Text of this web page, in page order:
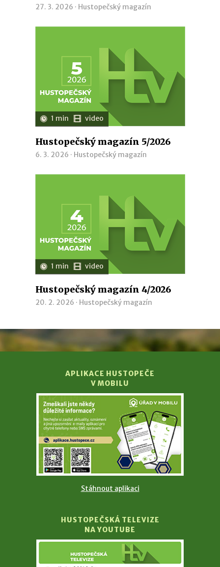
27. 3. 2026 · Hustopečský magazín
1 min video
Hustopečský magazín 5/2026
6. 3. 2026 · Hustopečský magazín
1 min video
Hustopečský magazín 4/2026
20. 2. 2026 · Hustopečský magazín
APLIKACE HUSTOPEČE
V MOBILU
Stáhnout aplikaci
HUSTOPEČSKÁ TELEVIZE
NA YOUTUBE